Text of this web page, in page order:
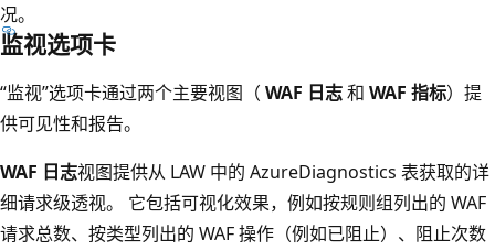
况。
监视选项卡
“监视”选项卡通过两个主要视图（ WAF 日志和 WAF 指标）提
供可见性和报告。
WAF 日志视图提供从 LAW 中的 AzureDiagnostics 表获取的详
细请求级透视。 它包括可视化效果，例如按规则组列出的 WAF
请求总数、按类型列出的 WAF 操作（例如已阻止）、阻止次数